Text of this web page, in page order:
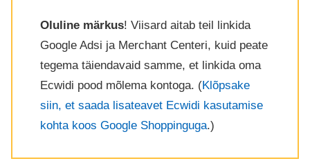
Oluline märkus! Viisard aitab teil linkida
Google Adsi ja Merchant Centeri, kuid peate
tegema täiendavaid samme, et linkida oma
Ecwidi pood mõlema kontoga. (Klõpsake
siin, et saada lisateavet Ecwidi kasutamise
kohta koos Google Shoppinguga.)